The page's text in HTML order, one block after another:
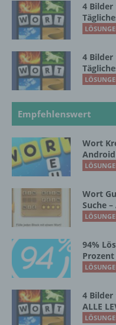
4 Bilder
4 Bilder
Empfehlenswert
Wort
Wort
Suche –
94%
4 Bilder
ALLE
Profiling ist
Verarbeitung
darin besteht,
werden, um
die sich auf
zu bewerten,
Lage,
natürlichen
vorherzusagen.
f)
auf welche die
ohne
Informationen
können, sofern
Informationen
und